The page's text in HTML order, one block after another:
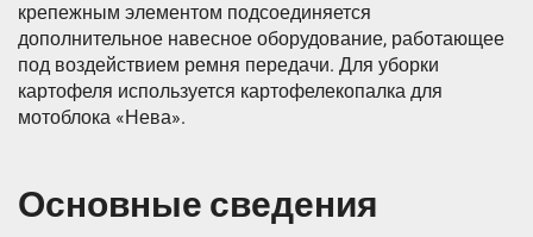
крепежным элементом подсоединяется
дополнительное навесное оборудование, работающее
под воздействием ремня передачи. Для уборки
картофеля используется картофелекопалка для
мотоблока «Нева».
Основные сведения